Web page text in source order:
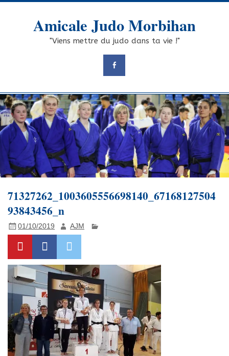
Skip
Amicale Judo Morbihan
"Viens mettre du judo dans ta vie !"
71327262_1003605556698140_67168127504
93843456_n
01/10/2019 AJM